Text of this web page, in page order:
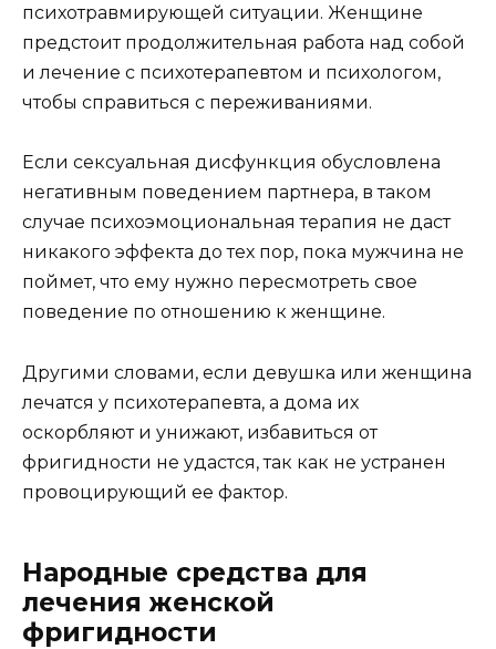
психотравмирующей ситуации. Женщине
предстоит продолжительная работа над собой
и лечение с психотерапевтом и психологом,
чтобы справиться с переживаниями.
Если сексуальная дисфункция обусловлена
негативным поведением партнера, в таком
случае психоэмоциональная терапия не даст
никакого эффекта до тех пор, пока мужчина не
поймет, что ему нужно пересмотреть свое
поведение по отношению к женщине.
Другими словами, если девушка или женщина
лечатся у психотерапевта, а дома их
оскорбляют и унижают, избавиться от
фригидности не удастся, так как не устранен
провоцирующий ее фактор.
Народные средства для
лечения женской
фригидности